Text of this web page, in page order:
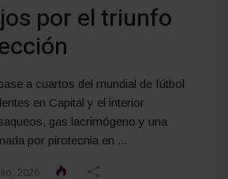
por el triunfo
a cuartos del mundial de fútbol
en Capital y el interior
gas lacrimógeno y una
por pirotecnia en ...
2026